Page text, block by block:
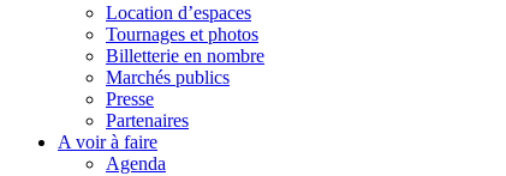
Location d’espaces
Tournages et photos
Billetterie en nombre
Marchés publics
Presse
Partenaires
A voir à faire
Agenda